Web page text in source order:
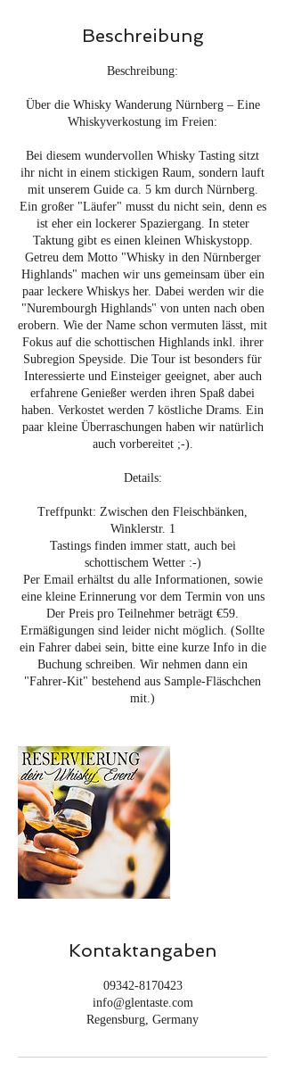
Beschreibung
Beschreibung:
Über die Whisky Wanderung Nürnberg – Eine
Whiskyverkostung im Freien:
Bei diesem wundervollen Whisky Tasting sitzt
ihr nicht in einem stickigen Raum, sondern lauft
mit unserem Guide ca. 5 km durch Nürnberg.
Ein großer "Läufer" musst du nicht sein, denn es
ist eher ein lockerer Spaziergang. In steter
Taktung gibt es einen kleinen Whiskystopp.
Getreu dem Motto "Whisky in den Nürnberger
Highlands" machen wir uns gemeinsam über ein
paar leckere Whiskys her. Dabei werden wir die
"Nurembourgh Highlands" von unten nach oben
erobern. Wie der Name schon vermuten lässt, mit
Fokus auf die schottischen Highlands inkl. ihrer
Subregion Speyside. Die Tour ist besonders für
Interessierte und Einsteiger geeignet, aber auch
erfahrene Genießer werden ihren Spaß dabei
haben. Verkostet werden 7 köstliche Drams. Ein
paar kleine Überraschungen haben wir natürlich
auch vorbereitet ;-).
Details:
Treffpunkt: Zwischen den Fleischbänken,
Winklerstr. 1
Tastings finden immer statt, auch bei
schottischem Wetter :-)
Per Email erhältst du alle Informationen, sowie
eine kleine Erinnerung vor dem Termin von uns
Der Preis pro Teilnehmer beträgt €59.
Ermäßigungen sind leider nicht möglich. (Sollte
ein Fahrer dabei sein, bitte eine kurze Info in die
Buchung schreiben. Wir nehmen dann ein
"Fahrer-Kit" bestehend aus Sample-Fläschchen
mit.)
Kontaktangaben
09342-8170423
info@glentaste.com
Regensburg, Germany